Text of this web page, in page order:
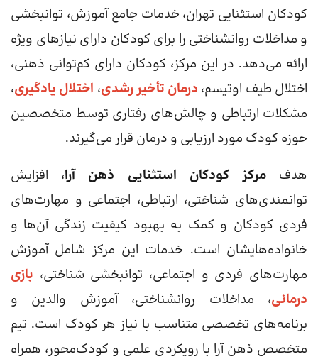
کودکان استثنایی تهران، خدمات جامع آموزش، توانبخشی
و مداخلات روانشناختی را برای کودکان دارای نیازهای ویژه
ارائه می‌دهد. در این مرکز، کودکان دارای کم‌توانی ذهنی،
اختلال طیف اوتیسم، درمان تأخیر رشدی، اختلال یادگیری،
مشکلات ارتباطی و چالش‌های رفتاری توسط متخصصین
حوزه کودک مورد ارزیابی و درمان قرار می‌گیرند.
هدفمرکز کودکان استثنایی ذهن آرا، افزایش
توانمندی‌های شناختی، ارتباطی، اجتماعی و مهارت‌های
فردی کودکان و کمک به بهبود کیفیت زندگی آن‌ها و
خانواده‌هایشان است. خدمات این مرکز شامل آموزش
مهارت‌های فردی و اجتماعی، توانبخشی شناختی، بازی‌
درمانی، مداخلات روانشناختی، آموزش والدین و
برنامه‌های تخصصی متناسب با نیاز هر کودک است. تیم
متخصص ذهن آرا با رویکردی علمی و کودک‌محور، همراه